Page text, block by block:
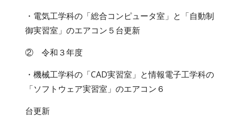
・電気工学科の「総合コンピュータ室」と「自動制
御実習室」のエアコン５台更新
② 令和３年度
・機械工学科の「CAD実習室」と情報電子工学科の
「ソフトウェア実習室」のエアコン６
台更新